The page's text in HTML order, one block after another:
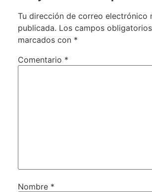
Tu dirección de correo electrónico
publicada. Los campos
marcados con *
Comentario *
Nombre *